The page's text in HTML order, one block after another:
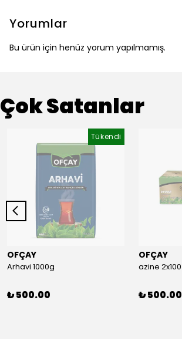
Yorumlar
Bu ürün için henüz yorum yapılmamış.
Çok Satanlar
Tükendi
OFÇAY
Arhavi 1000g
₺ 500.00
OFÇAY
azine 2x100
₺ 500.00